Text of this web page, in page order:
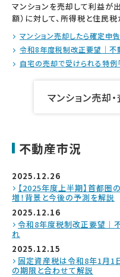
マンションを売却して利益が
額）に対して、所得税と住民税
マンション売却したら確定申
令和8年度税制改正要望｜不
自宅の売却で受けられる特例
マンション売却
不動産市況
2025.12.26
【2025年度上半期】首都圏
増！背景と今後の予測を解説
2025.12.16
令和8年度税制改正要望｜
れ
2025.12.15
固定資産税は令和8年1月1
の期限と合わせて解説